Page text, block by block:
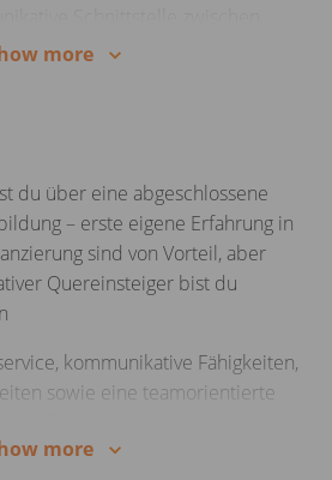
Banken und
Aufgabe im Kundenservice,
und Kommunikationsgeschick
Qualität in der
more
du über eine abgeschlossene
– erste eigene Erfahrung in
sind von Vorteil, aber
Quereinsteiger bist du
kommunikative Fähigkeiten,
sowie eine teamorientierte
more